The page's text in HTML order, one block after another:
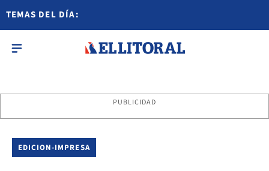
TEMAS DEL DÍA:
PUBLICIDAD
EDICION-IMPRESA